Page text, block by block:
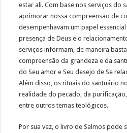
estar ali. Com base nos serviços do
aprimorar nossa compreensão de
desempenhavam um papel
presença de Deus e o
serviços informam, de maneira
compreensão da grandeza e da
do Seu amor e Seu desejo de Se
Além disso, os rituais do santuário
realidade do pecado, da
entre outros temas teológicos.
Por sua vez, o livro de Salmos pode